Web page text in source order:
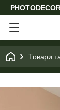
Товари